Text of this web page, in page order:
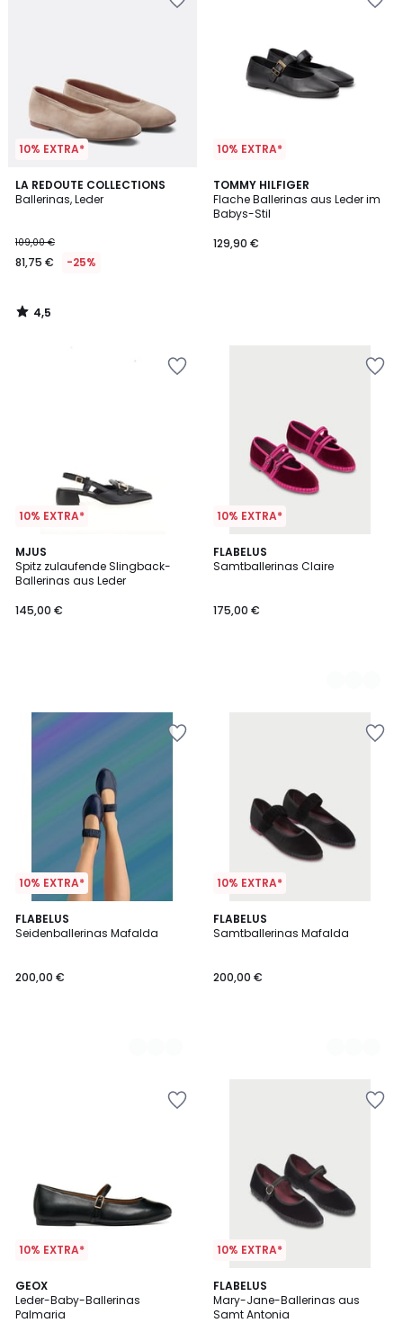
10% EXTRA*
LA REDOUTE COLLECTIONS
Ballerinas, Leder
109,00 €
81,75 € -25%
4,5
/ 5
4,5
/
10% EXTRA*
TOMMY HILFIGER
Flache Ballerinas aus Leder im
Babys-Stil
129,90 €
10% EXTRA*
MJUS
Spitz zulaufende Slingback-
Ballerinas aus Leder
145,00 €
10% EXTRA*
FLABELUS
Samtballerinas Claire
175,00 €
3
Farben
10% EXTRA*
FLABELUS
Seidenballerinas Mafalda
200,00 €
2
Farben
10% EXTRA*
FLABELUS
Samtballerinas Mafalda
200,00 €
6
Farben
10% EXTRA*
GEOX
Leder-Baby-Ballerinas
Palmaria
10% EXTRA*
FLABELUS
Mary-Jane-Ballerinas aus
Samt Antonia